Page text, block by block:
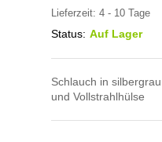
Lieferzeit: 4 - 10 Tage
Status: Auf Lager
Schlauch in
und Vollstrahlhülse